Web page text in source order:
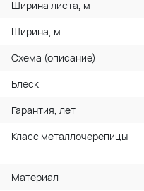
Ширина листа, м
Ширина, м
Схема (описание)
Блеск
Гарантия, лет
Класс металлочерепицы
Материал